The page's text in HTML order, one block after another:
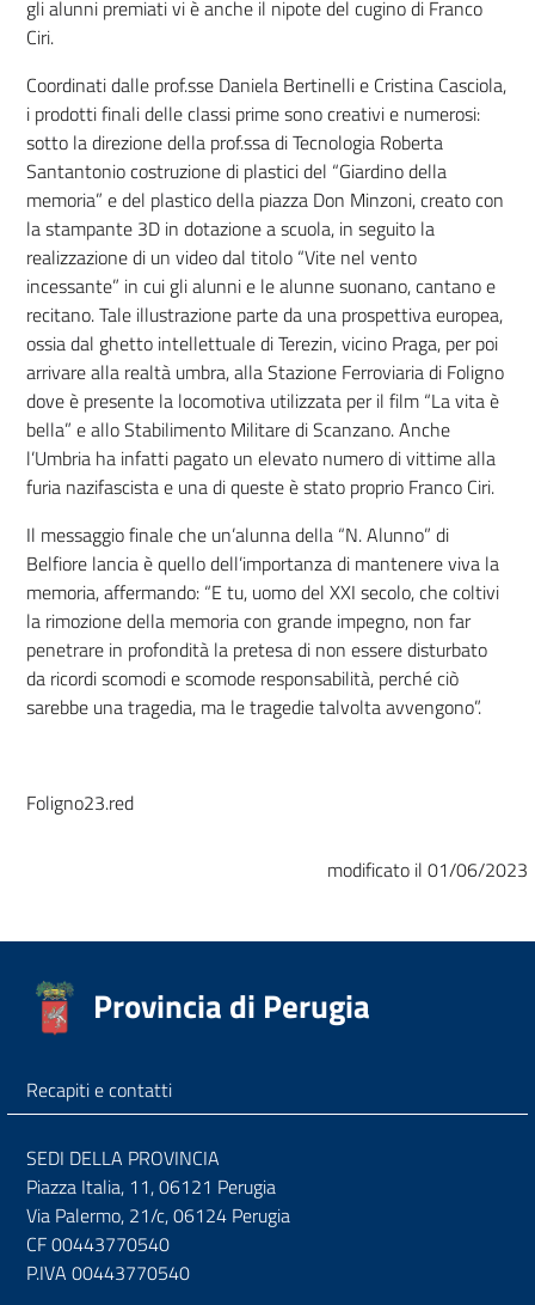
gli alunni premiati vi è anche il nipote del cugino di Franco
Ciri.
Coordinati dalle prof.sse Daniela Bertinelli e Cristina Casciola,
i prodotti finali delle classi prime sono creativi e numerosi:
sotto la direzione della prof.ssa di Tecnologia Roberta
Santantonio costruzione di plastici del “Giardino della
memoria” e del plastico della piazza Don Minzoni, creato con
la stampante 3D in dotazione a scuola, in seguito la
realizzazione di un video dal titolo “Vite nel vento
incessante” in cui gli alunni e le alunne suonano, cantano e
recitano. Tale illustrazione parte da una prospettiva europea,
ossia dal ghetto intellettuale di Terezin, vicino Praga, per poi
arrivare alla realtà umbra, alla Stazione Ferroviaria di Foligno
dove è presente la locomotiva utilizzata per il film “La vita è
bella” e allo Stabilimento Militare di Scanzano. Anche
l’Umbria ha infatti pagato un elevato numero di vittime alla
furia nazifascista e una di queste è stato proprio Franco Ciri.
Il messaggio finale che un’alunna della “N. Alunno” di
Belfiore lancia è quello dell’importanza di mantenere viva la
memoria, affermando: “E tu, uomo del XXI secolo, che coltivi
la rimozione della memoria con grande impegno, non far
penetrare in profondità la pretesa di non essere disturbato
da ricordi scomodi e scomode responsabilità, perché ciò
sarebbe una tragedia, ma le tragedie talvolta avvengono”.
Foligno23.red
modificato il 01/06/2023
Provincia di Perugia
Recapiti e contatti
SEDI DELLA PROVINCIA
Piazza Italia, 11, 06121 Perugia
Via Palermo, 21/c, 06124 Perugia
CF 00443770540
P.IVA 00443770540